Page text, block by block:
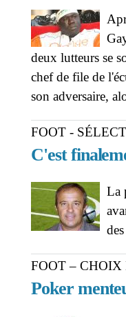
deux lutteurs se
chef de file de
son adversaire,
FOOT -
C'est
La
FOOT –
Poker